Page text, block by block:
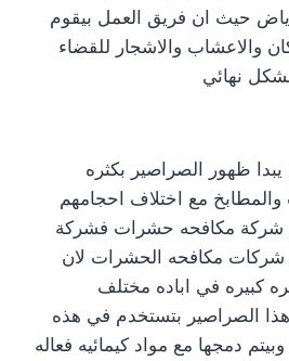
حيث ان فريق العمل بيقوم
والاعشاب والاشجار للقضاء
نهائي
ظهور الصراصير بكثره
مع اختلاف احجامهم
شركة مكافحه حشرات فشركة
شركات مكافحه الحشرات لان
كبيره في اباده مختلف
الصراصير بتستخدم في هذه
دمجها مع مواد كيمائيه فعاله